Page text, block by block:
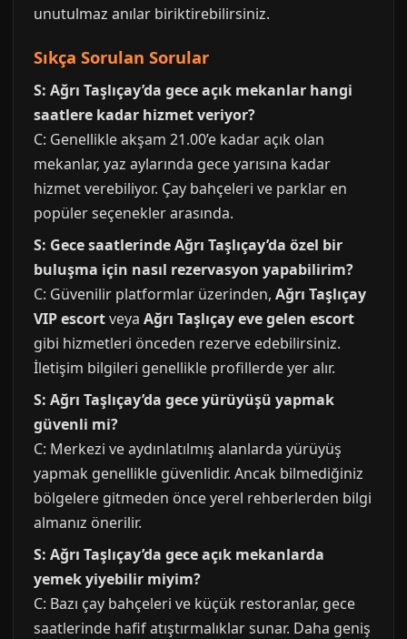
unutulmaz anılar biriktirebilirsiniz.
Sıkça Sorulan Sorular
S: Ağrı Taşlıçay’da gece açık mekanlar hangi
saatlere kadar hizmet veriyor?
C: Genellikle akşam 21.00’e kadar açık olan
mekanlar, yaz aylarında gece yarısına kadar
hizmet verebiliyor. Çay bahçeleri ve parklar en
popüler seçenekler arasında.
S: Gece saatlerinde Ağrı Taşlıçay’da özel bir
buluşma için nasıl rezervasyon yapabilirim?
C: Güvenilir platformlar üzerinden, Ağrı Taşlıçay
VIP escortveya Ağrı Taşlıçay eve gelen escort
gibi hizmetleri önceden rezerve edebilirsiniz.
İletişim bilgileri genellikle profillerde yer alır.
S: Ağrı Taşlıçay’da gece yürüyüşü yapmak
güvenli mi?
C: Merkezi ve aydınlatılmış alanlarda yürüyüş
yapmak genellikle güvenlidir. Ancak bilmediğiniz
bölgelere gitmeden önce yerel rehberlerden bilgi
almanız önerilir.
S: Ağrı Taşlıçay’da gece açık mekanlarda
yemek yiyebilir miyim?
C: Bazı çay bahçeleri ve küçük restoranlar, gece
saatlerinde hafif atıştırmalıklar sunar. Daha geniş